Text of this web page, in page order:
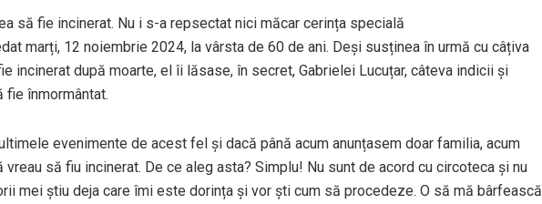
să fie incinerat. Nu i s-a repsectat nici măcar cerința specială
marți, 12 noiembrie 2024, la vârsta de 60 de ani. Deși susținea în urmă cu câțiva
incinerat după moarte, el îi lăsase, în secret, Gabrielei Lucuțar, câteva indicii și
înmormântat.
evenimente de acest fel și dacă până acum anunțasem doar familia, acum
vreau să fiu incinerat. De ce aleg asta? Simplu! Nu sunt de acord cu circoteca și nu
mei știu deja care îmi este dorința și vor ști cum să procedeze. O să mă bârfească